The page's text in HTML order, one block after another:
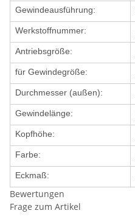
Gewindeausführung:
Werkstoffnummer:
Antriebsgröße:
für Gewindegröße:
Durchmesser (außen):
Gewindelänge:
Kopfhöhe:
Farbe:
Eckmaß:
Bewertungen
Frage zum Artikel